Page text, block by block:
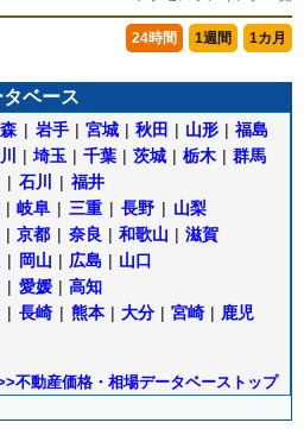
24時間 1週間 1カ月
ベース
| 岩手 | 宮城 | 秋田 | 山形 | 福島
| 埼玉 | 千葉 | 茨城 | 栃木 | 群馬
| 石川 | 福井
| 岐阜 | 三重 | 長野 | 山梨
| 京都 | 奈良 | 和歌山 | 滋賀
| 岡山 | 広島 | 山口
| 愛媛 | 高知
| 長崎 | 熊本 | 大分 | 宮崎 | 鹿児
不動産価格・相場データベーストップ